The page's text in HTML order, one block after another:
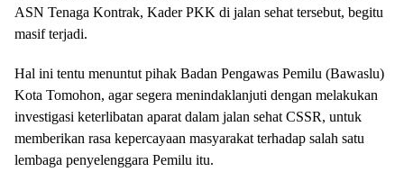
ASN Tenaga Kontrak, Kader PKK di jalan sehat tersebut, begitu
masif terjadi.
Hal ini tentu menuntut pihak Badan Pengawas Pemilu (Bawaslu)
Kota Tomohon, agar segera menindaklanjuti dengan melakukan
investigasi keterlibatan aparat dalam jalan sehat CSSR, untuk
memberikan rasa kepercayaan masyarakat terhadap salah satu
lembaga penyelenggara Pemilu itu.